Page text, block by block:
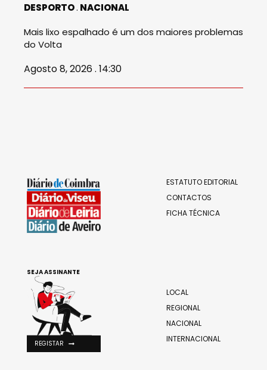
DESPORTO NACIONAL
Mais lixo espalhado é um dos maiores problemas
do Volta
Agosto 8, 2026 . 14:30
ESTATUTO EDITORIAL
CONTACTOS
FICHA TÉCNICA
LOCAL
REGIONAL
NACIONAL
INTERNACIONAL
SEJA ASSINANTE
REGISTAR